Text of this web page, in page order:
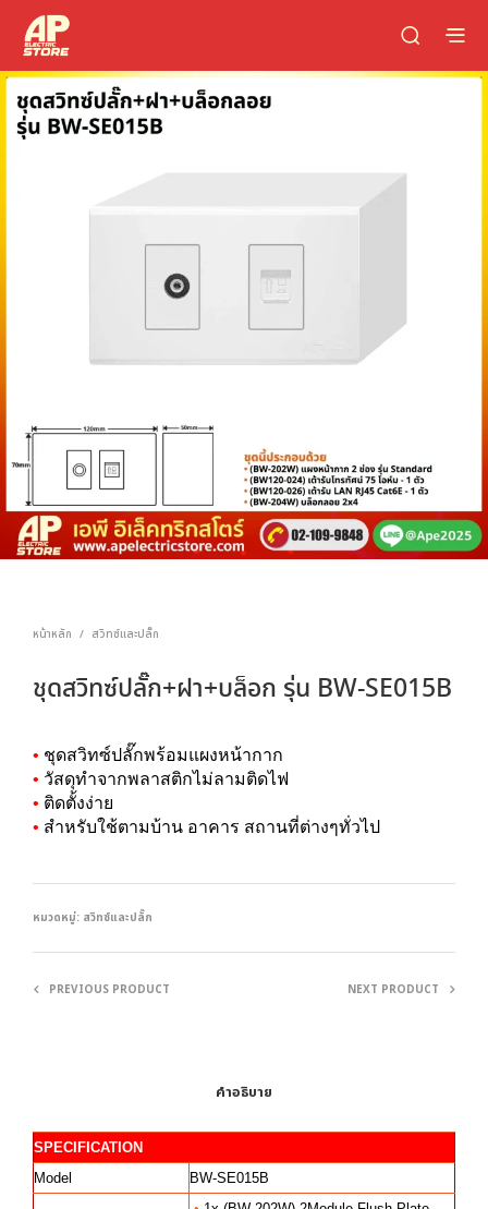
หน้าหลัก / สวิทซ์และปลั๊ก
ชุดสวิทซ์ปลั๊ก+ฝา+บล็อก รุ่น BW-SE015B
• ชุดสวิทซ์ปลั๊กพร้อมแผงหน้ากาก
• วัสดุทำจากพลาสติกไม่ลามติดไฟ
• ติดตั้งง่าย
• สำหรับใช้ตามบ้าน อาคาร สถานที่ต่างๆทั่วไป
หมวดหมู่: สวิทซ์และปลั๊ก
PREVIOUS PRODUCT NEXT PRODUCT
คำอธิบาย
SPECIFICATION
Model
BW-SE015B